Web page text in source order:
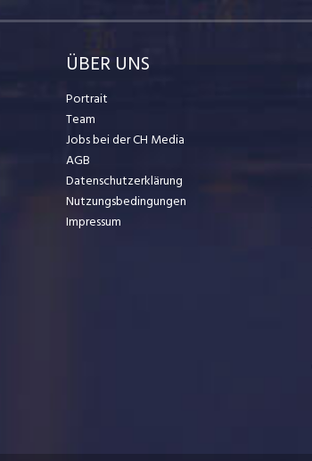
ÜBER UNS
Portrait
Team
Jobs bei der CH Media
AGB
Datenschutzerklärung
Nutzungsbedingungen
Impressum